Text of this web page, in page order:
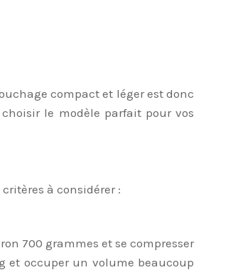
compact et léger est donc
le modèle parfait pour vos
à considérer :
700 grammes et se compresser
et occuper un volume beaucoup